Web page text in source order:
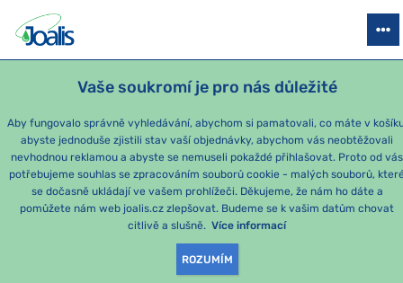
Vaše soukromí je pro nás důležité
Aby fungovalo správně vyhledávání, abychom si pamatovali, co máte v
abyste jednoduše zjistili stav vaší objednávky, abychom vás neobtěžovali
nevhodnou reklamou a abyste se nemuseli pokaždé přihlašovat. Proto od vás
potřebujeme souhlas se zpracováním souborů cookie - malých souborů,
se dočasně ukládají ve vašem prohlížeči. Děkujeme, že nám ho dáte a
pomůžete nám web joalis.cz zlepšovat. Budeme se k vašim datům chovat
citlivě a slušně. Více informací
ROZUMÍM
PRODUKTY PODLE OBTÍŽÍ SEZÓNNÍ BALÍČKY PRO DĚTI
Ledviny
PRODUKTY PODLE
KATEGORIE: